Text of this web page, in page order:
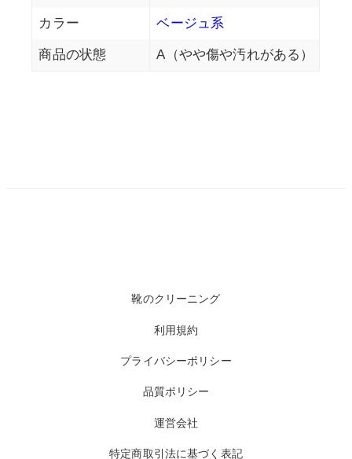
カラー ベージュ系
商品の状態 A（やや傷や汚れがある）
靴のクリーニング
利用規約
プライバシーポリシー
品質ポリシー
運営会社
特定商取引法に基づく表記